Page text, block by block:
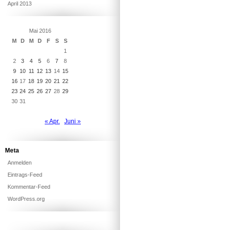
April 2013
Mai 2016
M
D M D F S
S
1
2
3 4 5 6 7
8
9
10 11 12 13 14 15
16 17 18 19 20 21
22
23 24 25 26 27 28 29
30 31
« Apr. Juni »
Meta
Anmelden
Eintrags-Feed
Kommentar-Feed
WordPress.org